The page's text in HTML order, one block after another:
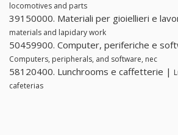
locomotives and parts
39150000. Materiali per gioiellieri e
materials and lapidary work
50459900. Computer, periferiche e
Computers, peripherals, and software, nec
58120400. Lunchrooms e caffetterie |
cafeterias